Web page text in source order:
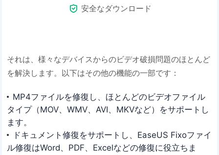
 安全なダウンロード
それは、様々なデバイスからのビデオ破損問題のほとんど
を解決します。以下はその他の機能の一部です：
MP4ファイルを修復し、ほとんどのビデオファイル
タイプ（MOV、WMV、AVI、MKVなど）をサポートし
ます。
ドキュメント修復をサポートし、EaseUS Fixoファイ
ル修復はWord、PDF、Excelなどの修復に役立ちま